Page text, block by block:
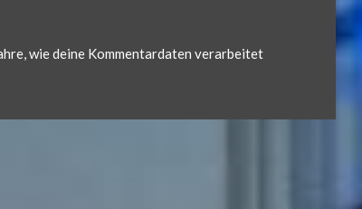
wie deine Kommentardaten verarbeitet